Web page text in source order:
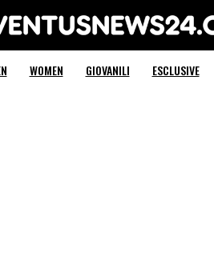
Juventus News 24
WOMEN GIOVANILI ESCLUSIVE